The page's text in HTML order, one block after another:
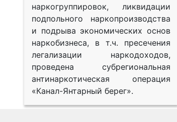
наркогруппировок, ликвидации
подпольного наркопроизводства
и подрыва экономических основ
наркобизнеса, в т.ч. пресечения
легализации наркодоходов,
проведена субрегиональная
антинаркотическая операция
«Канал-Янтарный берег».